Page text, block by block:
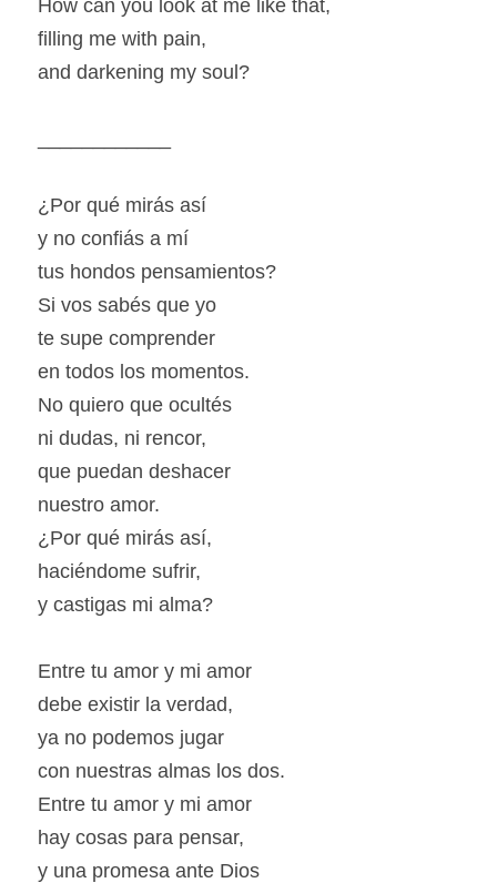
How can you look at me like that,
filling me with pain,
and darkening my soul?
¿Por qué mirás así
y no confiás a mí
tus hondos pensamientos?
Si vos sabés que yo
te supe comprender
en todos los momentos.
No quiero que ocultés
ni dudas, ni rencor,
que puedan deshacer
nuestro amor.
¿Por qué mirás así,
haciéndome sufrir,
y castigas mi alma?
Entre tu amor y mi amor
debe existir la verdad,
ya no podemos jugar
con nuestras almas los dos.
Entre tu amor y mi amor
hay cosas para pensar,
y una promesa ante Dios